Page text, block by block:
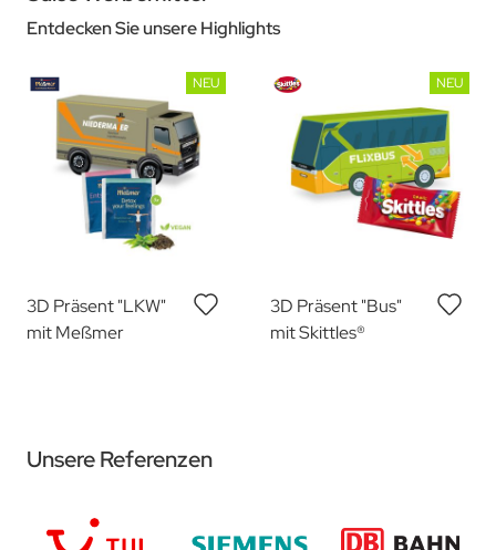
Entdecken Sie unsere Highlights
NEU
3D Präsent "LKW"
mit Meßmer
NEU
3D Präsent "Bus"
mit Skittles®
Unsere Referenzen